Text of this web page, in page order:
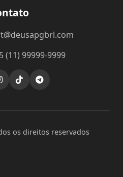
(11) 99999-9999
os direitos reservados